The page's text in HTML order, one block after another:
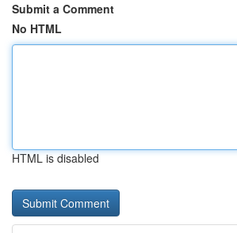
Submit a Comment
No HTML
HTML is disabled